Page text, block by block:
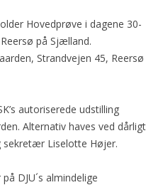
Hovedprøve i dagene 30-
på Sjælland.
Strandvejen 45, Reersø
autoriserede udstilling
Alternativ haves ved dårligt
sekretær Liselotte Højer.
DJU´s almindelige